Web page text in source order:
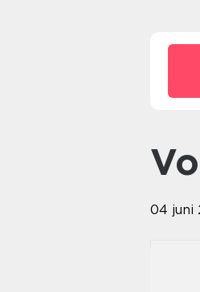
04 juni